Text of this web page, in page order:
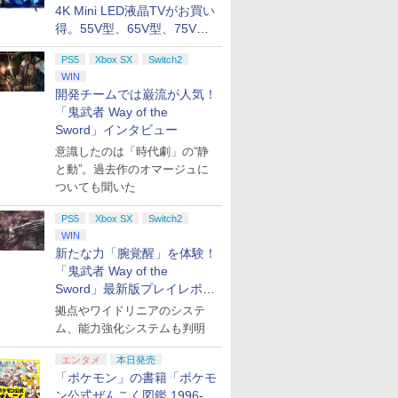
4K Mini LED液晶TVがお買い
得。55V型、65V型、75V型
の2026年モデルがラインナ
ップ
PS5 Xbox SX
Switch2
WIN
開発チームでは巌流が人気！
「鬼武者 Way of the
Sword」インタビュー
意識したのは「時代劇」の“静
と動”。過去作のオマージュに
ついても聞いた
PS5 Xbox SX
Switch2
WIN
新たな力「腕覚醒」を体験！
「鬼武者 Way of the
Sword」最新版プレイレポー
ト
拠点やワイドリニアのシステ
ム、能力強化システムも判明
エンタメ 本日発売
「ポケモン」の書籍「ポケモ